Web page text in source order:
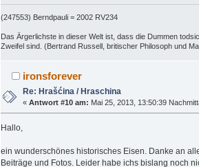
(247553) Berndpauli = 2002 RV234
Das Ärgerlichste in dieser Welt ist, dass die Dummen
Zweifel sind. (Bertrand Russell, britischer Philosoph und
ironsforever
Re: Hrašćina / Hraschina
«Antwort #10 am: Mai 25, 2013, 13:50:39
Hallo,
ein wunderschönes historisches Eisen. Danke an
Beiträge und Fotos. Leider habe ichs bislang noch